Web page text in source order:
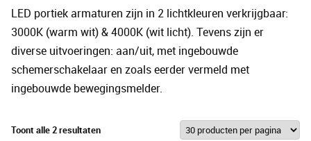
LED portiek armaturen zijn in 2 lichtkleuren verkrijgbaar:
3000K (warm wit) & 4000K (wit licht). Tevens zijn er
diverse uitvoeringen: aan/uit, met ingebouwde
schemerschakelaar en zoals eerder vermeld met
ingebouwde bewegingsmelder.
Toont alle 2 resultaten